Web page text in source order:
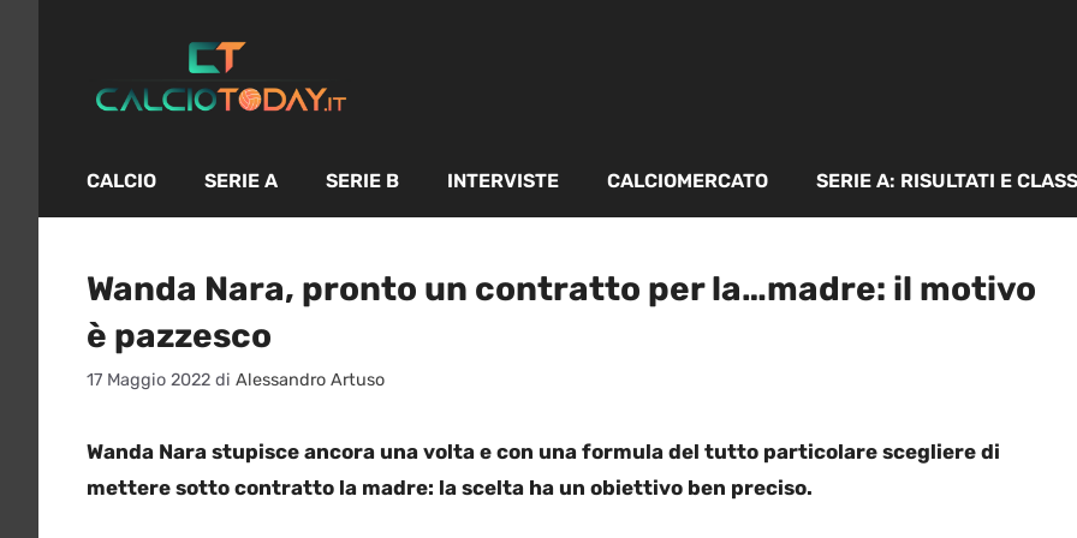
contenuto
CALCIO SERIE A SERIE B INTERVISTE CALCIOMERCATO SERIE A: RISULTATI E
Wanda Nara, pronto un contratto per la…madre: il motivo
è pazzesco
17 Maggio 2022 di Alessandro Artuso
Wanda Nara stupisce ancora una volta e con una formula del tutto particolare scegliere di
mettere sotto contratto la madre: la scelta ha un obiettivo ben preciso.